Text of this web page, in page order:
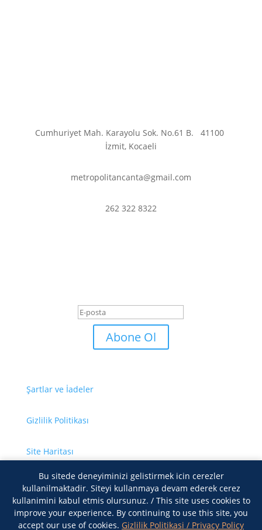
Cumhuriyet Mah. Karayolu Sok. No.61 B.41100
İzmit, Kocaeli
metropolitancanta@gmail.com
262 322 8322
Abone Ol
Şartlar ve İadeler
Gizlilik Politikası
Site Haritası
Bize Ulaşın
Bu sitede deneyiminizi gelistirmek icin cerezler
kullanilmaktadir. Siteyi kullanmaya devam ederek cerez
kullanimini kabul etmis olursunuz. / This site uses cookies to
improve your experience. By continuing to use this site, you
accept our use of cookies. Gizlilik Politikasi / Privacy Policy